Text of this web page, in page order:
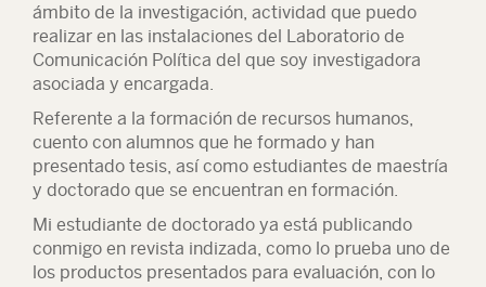
ámbito de la investigación, actividad que puedo
realizar en las instalaciones del Laboratorio de
Comunicación Política del que soy investigadora
asociada y encargada.
Referente a la formación de recursos humanos,
cuento con alumnos que he formado y han
presentado tesis, así como estudiantes de maestría
y doctorado que se encuentran en formación.
Mi estudiante de doctorado ya está publicando
conmigo en revista indizada, como lo prueba uno de
los productos presentados para evaluación, con lo